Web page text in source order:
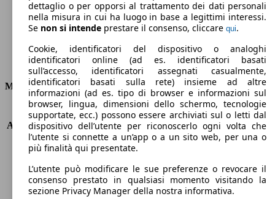
Consumi
Motore e Prestazioni
KW (PS)
75 kW (102 PS)
Accelerazione (0-100 km/h)
13.7s
Velocità massima (km/h)
170 km/h
Numero di marce
5
Coppia
156 nm
Cilindrata
1598 ccm
Carburante
GPL
dettaglio o per opporsi al trattamento dei dati personali
nella misura in cui ha luogo in base a legittimi interessi.
Se non si intende prestare il consenso, cliccare qui.
Cookie, identificatori del dispositivo o analoghi
identificatori online (ad es. identificatori basati
sull’accesso, identificatori assegnati casualmente,
identificatori basati sulla rete) insieme ad altre
informazioni (ad es. tipo di browser e informazioni sul
browser, lingua, dimensioni dello schermo, tecnologie
supportate, ecc.) possono essere archiviati sul o letti dal
dispositivo dell’utente per riconoscerlo ogni volta che
l’utente si connette a un’app o a un sito web, per una o
più finalità qui presentate.
L’utente può modificare le sue preferenze o revocare il
consenso prestato in qualsiasi momento visitando la
sezione Privacy Manager della nostra informativa.